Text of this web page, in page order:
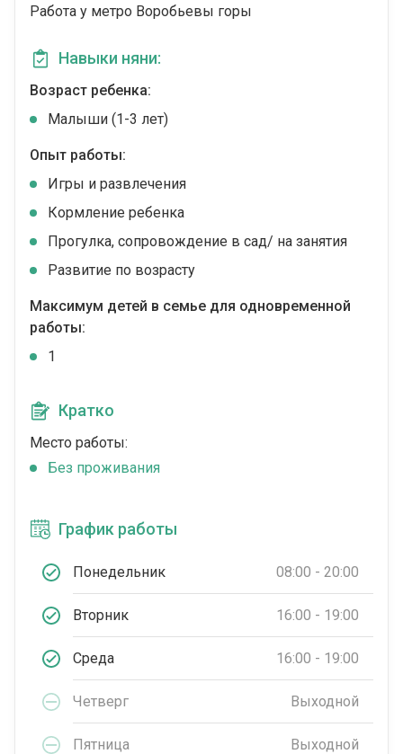
Работа у метро Воробьевы горы
Навыки няни:
Возраст ребенка:
Малыши (1-3 лет)
Опыт работы:
Игры и развлечения
Кормление ребенка
Прогулка, сопровождение в сад/ на занятия
Развитие по возрасту
Максимум детей в семье для одновременной
работы:
1
Кратко
Место работы:
Без проживания
График работы
Понедельник 08:00 - 20:00
Вторник 16:00 - 19:00
Среда 16:00 - 19:00
Четверг Выходной
Пятница Выходной